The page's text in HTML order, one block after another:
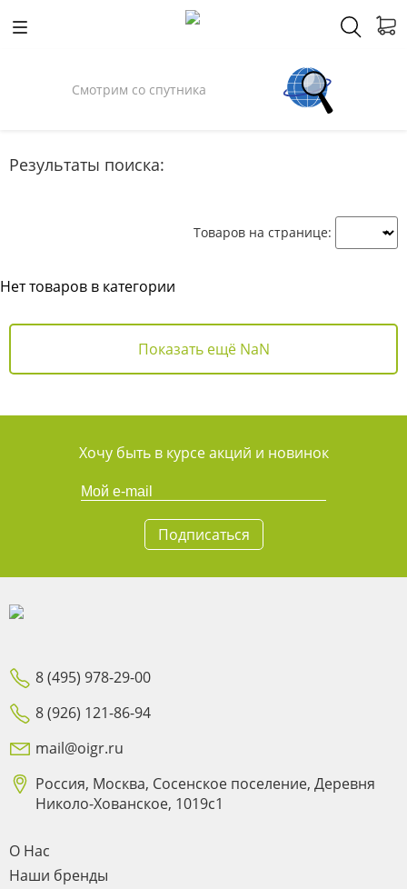
Смотрим со спутника
Результаты поиска:
Товаров на странице:
Нет товаров в категории
Показать ещё NaN
Хочу быть в курсе акций и новинок
Подписаться
8 (495) 978-29-00
8 (926) 121-86-94
mail@oigr.ru
Россия, Москва, Сосенское поселение, Деревня
Николо-Хованское, 1019с1
О Нас
Наши бренды